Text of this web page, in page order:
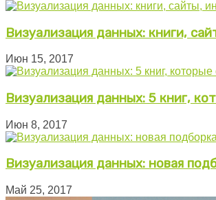
Визуализация данных: книги,
Июн 15, 2017
Визуализация данных: 5 книг,
Июн 8, 2017
Визуализация данных: новая
Май 25, 2017